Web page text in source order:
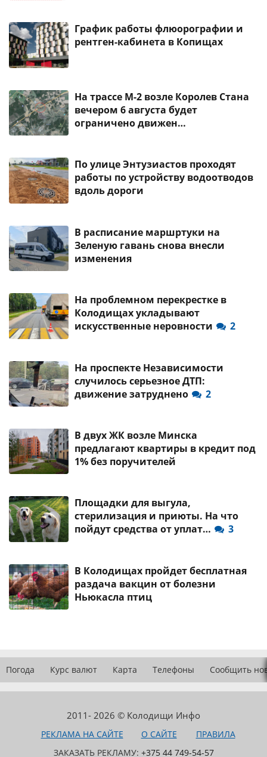
График работы флюорографии и
рентген-кабинета в Копищах
На трассе М-2 возле Королев Стана
вечером 6 августа будет
ограничено движен…
По улице Энтузиастов проходят
работы по устройству водоотводов
вдоль дороги
В расписание маршртуки на
Зеленую гавань снова внесли
изменения
На проблемном перекрестке в
Колодищах укладывают
искусственные неровности
2
На проспекте Независимости
случилось серьезное ДТП:
движение затруднено
2
В двух ЖК возле Минска
предлагают квартиры в кредит под
1% без поручителей
Площадки для выгула,
стерилизация и приюты. На что
пойдут средства от уплат…
3
В Колодищах пройдет бесплатная
раздача вакцин от болезни
Ньюкасла птиц
Погода Курс валют Карта Телефоны Сообщить
2011- 2026 © Колодищи Инфо
РЕКЛАМА НА САЙТЕ О САЙТЕ
ПРАВИЛА
ЗАКАЗАТЬ РЕКЛАМУ: +375 44 749-54-57